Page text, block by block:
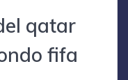
qatar
fifa